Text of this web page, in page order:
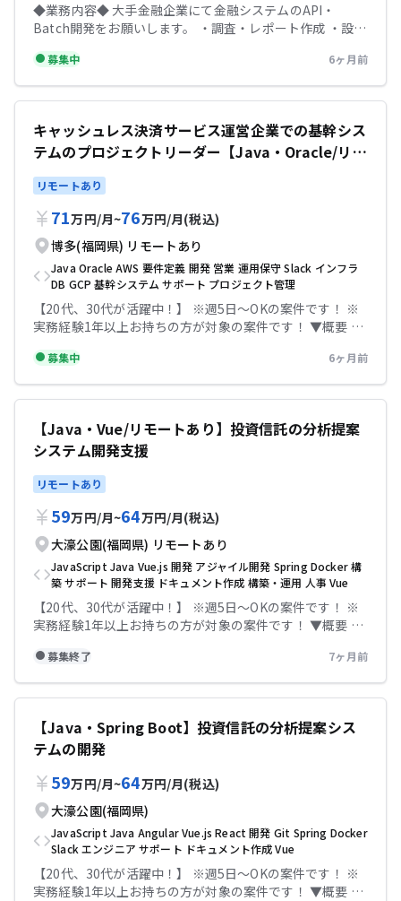
140h~180h 勤務時間：8:45～17:45 服装：私服 【必須ス
キル】 ・iOSアプリ開発の実務経験（3年以上） ・Swiftま
たはObjective-Cの利用経験 【尚可スキル】 ・アジャイル
開発経験 ◆ 備考： 以下のご経験があると確度が高まりま
す。 ・MVVM /TCA / Clean Archtecture / DDDといったア
ーキテクチャを使用した開発経験 ・アジャイル開発の実務
経験 ・モバイルアプリ公開まで一連のプロセスの経験 ・
宣言的UI (SwiftUI) を用いた開発経験 ・Jetpack
Composeを用いた開発経験 ・Gitを使用した開発経験 ・
テストコードに関する知識、経験 ・CI/CD環境構築・運用
経験 ・Flutter、React Native等のクロスプラットフォー
ムでの開発経験 ・カメラや生体認証などのデバイス機能を
使った開発の経験 ・AWS、Firebaseの導入経験 ・アプリ
のバックエンド(サーバサイド)開発の経験 テックビズなら
記帳代行無料！充実のサポートで安心して参画していただ
けます！
◆業務内容◆ 大手金融企業にて金融システムのAPI・
Batch開発をお願いします。 ・調査・レポート作成 ・設
情報◆ ・出社:週3日出社※フルリモート不可 ・場所:大濠
公園(福岡県) ・時間:8:45~17:45 ・服装:オフィスカジュア
ル ・貸与:PC貸与あり(Mac) ・精算:140h~180h ・面談:2回
境:TypeScript(React・Node.js)・MUI ・その他ツー
ル:Git・Docker・MyBatis・Slack
募集中 6ヶ月前
キャッシュレス決済サービス運営企業での基幹シス
テムのプロジェクトリーダー【Java・Oracle/リモ
ートあり】
リモートあり
71万円/月~76万円/月(税込)
博多(福岡県) リモートあり
JavaOracleAWS 要件定義 開発 営業 運用保守 Slack インフラ
DB GCP 基幹システム サポート プロジェクト管理
【20代、30代が活躍中！】 ※週5日〜OKの案件です！ ※
実務経験1年以上お持ちの方が対象の案件です！ ▼概要 キ
ロジェクトリーダー(福岡) ・基幹システムのAPIや各プロ
ダクトのデータ管理などを担っていただきます。 ・プロジ
ェクトリーダーとして要件調整やプロジェクト管理などを
DB:Oracle インフラ:AWS、GCP その他:Slack、
GoogleMeet ▼条件等 出社：リモートあり(原則週4日出
間：9:00~17:30 服装：自由 【必須スキル】 ・オープン系
JavaOracleを用いた開発経験 ・要件定義から運用保守ま
でのご経験 【尚可スキル】 ・プロジェクト管理、要件調
整のご経験 ・基幹システムにおける実務経験 テックビズ
なら記帳代行無料！充実のサポートで安心して参画してい
ただけます！
募集中 6ヶ月前
【Java・Vue/リモートあり】投資信託の分析提案
システム開発支援
リモートあり
59万円/月~64万円/月(税込)
大濠公園(福岡県) リモートあり
JavaScript Java Vue.js 開発 アジャイル開発 SpringDocker構
築サポート 開発支援 ドキュメント作成 構築・運用 人事 Vue
【20代、30代が活躍中！】 ※週5日〜OKの案件です！ ※
実務経験1年以上お持ちの方が対象の案件です！ ▼概要 投
す。 上流フェーズから携わっていただく想定です。 フルス
タックで対応できる方にご参画をお願いしたいと思いま
す。 チームは7～8名程で、アジャイル開発で進めます。 コ
願いしたいと考えております ▼条件等 出社：週3日出社 場
所：大濠公園 精算幅：140h~180h 面談回数：2回 【必須
経験 3年以上 ・JavaScript/Vue.jsを用いたフロントエン
ド開発経験1年以上 ・アジャイル開発経験 ・Dockerを用
いた環境構築・運用経験 【尚可スキル】 ・金融系プロジ
ェクトへの参画経験 ・ドキュメント作成経験 テックビズ
なら記帳代行無料！充実のサポートで安心して参画してい
ただけます！
募集終了 7ヶ月前
【Java・Spring Boot】投資信託の分析提案シス
テムの開発
59万円/月~64万円/月(税込)
大濠公園(福岡県)
JavaScript Java AngularVue.js React 開発 Git Spring Docker
Slack エンジニア サポート ドキュメント作成 Vue
【20代、30代が活躍中！】 ※週5日〜OKの案件です！ ※
実務経験1年以上お持ちの方が対象の案件です！ ▼概要 投